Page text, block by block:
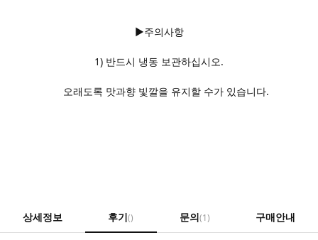
▶주의사항
1) 반드시 냉동 보관하십시오.
오래도록 맛과향 빛깔을 유지할 수가 있습니다.
상세정보 후기() 문의(1) 구매안내